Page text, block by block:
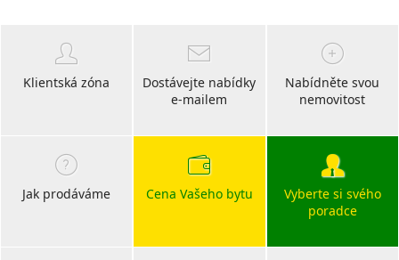
Klientská zóna
Dostávejte nabídky
e-mailem
Nabídněte svou
nemovitost
Jak prodáváme Cena Vašeho bytu
Vyberte si svého
poradce